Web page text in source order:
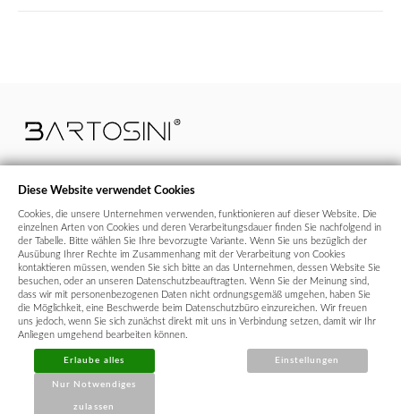
+43 664 99 640 700 bestellungen@bartosini.at
USt-IdNr / UID:CZ28642147
Vertriebsbüro:Chotěbuzská 484, 735 61 Chotěbuz, Tschechische
Republik
Firmensitz:Husitská 344/63, 130 00 Praha 3 - Žižkov, Tschechische
Diese Website verwendet Cookies
Cookies, die unsere Unternehmen verwenden, funktionieren auf dieser Website. Die
einzelnen Arten von Cookies und deren Verarbeitungsdauer finden Sie nachfolgend in
der Tabelle. Bitte wählen Sie Ihre bevorzugte Variante. Wenn Sie uns bezüglich der
Ausübung Ihrer Rechte im Zusammenhang mit der Verarbeitung von Cookies
kontaktieren müssen, wenden Sie sich bitte an das Unternehmen, dessen Website Sie
besuchen, oder an unseren Datenschutzbeauftragten. Wenn Sie der Meinung sind,
dass wir mit personenbezogenen Daten nicht ordnungsgemäß umgehen, haben Sie
die Möglichkeit, eine Beschwerde beim Datenschutzbüro einzureichen. Wir freuen
uns jedoch, wenn Sie sich zunächst direkt mit uns in Verbindung setzen, damit wir Ihr
Anliegen umgehend bearbeiten können.
Erlaube alles
Nur Notwendiges
zulassen
Einstellungen